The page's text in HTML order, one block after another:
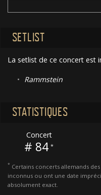
SETLIST
La setlist de ce concert est
• Rammstein
STATISTIQUES
Concert
# 84 *
* Certains concerts allemands
inconnus ou ont une date
absolument exact.